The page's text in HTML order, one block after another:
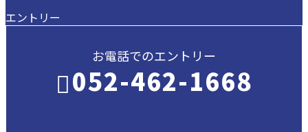
エントリー
お電話でのエントリー
052-462-1668